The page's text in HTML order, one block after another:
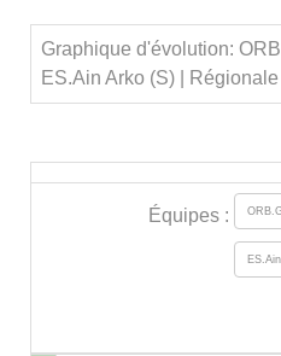
Graphique d'évolution:
ES.Ain Arko (S) |
Équipes :